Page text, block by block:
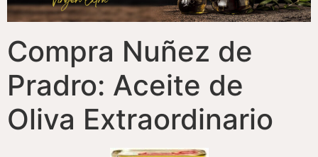
Compra Nuñez de
Pradro: Aceite de
Oliva Extraordinario